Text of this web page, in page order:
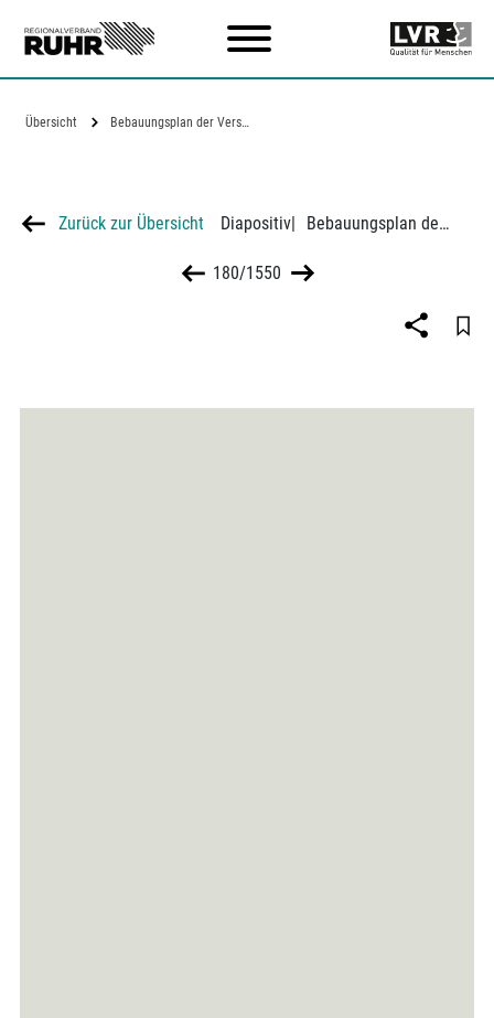
Übersicht Bebauungsplan der Versuchssiedlung…
Zurück zur Übersicht Diapositiv| Bebauungsplan der Versuchssiedlung Lührmannwald
180/1550